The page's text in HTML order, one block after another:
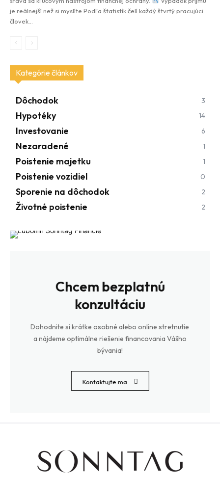
je reálnejší než si myslíte Podľa štatistík čelí každý štvrtý pracujúci
človek...
Kategórie článkov
Dôchodok 3
Hypotéky 14
Investovanie 6
Nezaradené 1
Poistenie majetku 1
Poistenie vozidiel 0
Sporenie na dôchodok 2
Životné poistenie 2
Chcem bezplatnú
konzultáciu
Dohodnite si krátke osobné alebo online stretnutie
a nájdeme optimálne riešenie financovania Vášho
bývania!
Kontaktujte ma